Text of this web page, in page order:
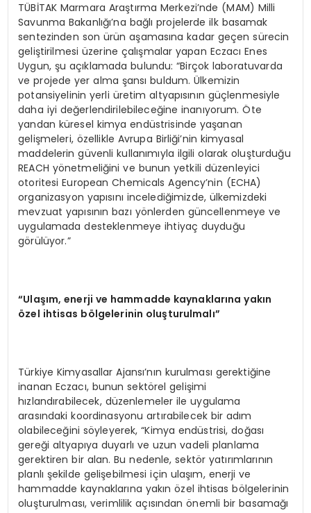
TÜBİTAK Marmara Araştırma Merkezi’nde (MAM) Milli
Savunma Bakanlığı’na bağlı projelerde ilk basamak
sentezinden son ürün aşamasına kadar geçen sürecin
geliştirilmesi üzerine çalışmalar yapan Eczacı Enes
Uygun, şu açıklamada bulundu: “Birçok laboratuvarda
ve projede yer alma şansı buldum. Ülkemizin
potansiyelinin yerli üretim altyapısının güçlenmesiyle
daha iyi değerlendirilebileceğine inanıyorum. Öte
yandan küresel kimya endüstrisinde yaşanan
gelişmeleri, özellikle Avrupa Birliği’nin kimyasal
maddelerin güvenli kullanımıyla ilgili olarak oluşturduğu
REACH yönetmeliğini ve bunun yetkili düzenleyici
otoritesi European Chemicals Agency’nin (ECHA)
organizasyon yapısını incelediğimizde, ülkemizdeki
mevzuat yapısının bazı yönlerden güncellenmeye ve
uygulamada desteklenmeye ihtiyaç duyduğu
görülüyor.”
“Ulaşım, enerji ve hammadde kaynaklarına yakın
özel ihtisas bölgelerinin oluşturulmalı”
Türkiye Kimyasallar Ajansı’nın kurulması gerektiğine
inanan Eczacı, bunun sektörel gelişimi
hızlandırabilecek, düzenlemeler ile uygulama
arasındaki koordinasyonu artırabilecek bir adım
olabileceğini söyleyerek, “Kimya endüstrisi, doğası
gereği altyapıya duyarlı ve uzun vadeli planlama
gerektiren bir alan. Bu nedenle, sektör yatırımlarının
planlı şekilde gelişebilmesi için ulaşım, enerji ve
hammadde kaynaklarına yakın özel ihtisas bölgelerinin
oluşturulması, verimlilik açısından önemli bir basamağı